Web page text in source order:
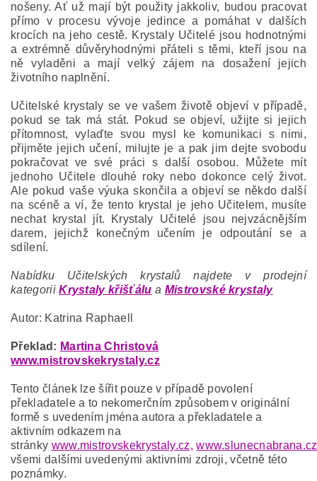
nošeny. Ať už mají být použity jakkoliv, budou pracovat
přímo v procesu vývoje jedince a pomáhat v dalších
krocích na jeho cestě. Krystaly Učitelé jsou hodnotnými
a extrémně důvěryhodnými přáteli s těmi, kteří jsou na
ně vyladěni a mají velký zájem na dosažení jejich
životního naplnění.
Učitelské krystaly se ve vašem životě objeví v případě,
pokud se tak má stát. Pokud se objeví, užijte si jejich
přítomnost, vylaďte svou mysl ke komunikaci s nimi,
přijměte jejich učení, milujte je a pak jim dejte svobodu
pokračovat ve své práci s další osobou. Můžete mít
jednoho Učitele dlouhé roky nebo dokonce celý život.
Ale pokud vaše výuka skončila a objeví se někdo další
na scéně a ví, že tento krystal je jeho Učitelem, musíte
nechat krystal jít. Krystaly Učitelé jsou nejvzácnějším
darem, jejichž konečným učením je odpoutání se a
sdílení.
Nabídku Učitelských krystalů najdete v prodejní
kategoriiKrystaly křišťálu a Mistrovské krystaly
Autor: Katrina Raphaell
Překlad: Martina Christová
www.mistrovskekrystaly.cz
Tento článek lze šířit pouze v případě povolení
překladatele a to nekomerčním způsobem v originální
formě s uvedením jména autora a překladatele a
aktivním odkazem na
stránky www.mistrovskekrystaly.cz, www.slunecnabrana.cz
všemi dalšími uvedenými aktivními zdroji, včetně této
poznámky.